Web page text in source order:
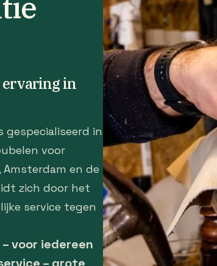
ervaring in
in
voor
en de
zich door het
service tegen
voor iedereen